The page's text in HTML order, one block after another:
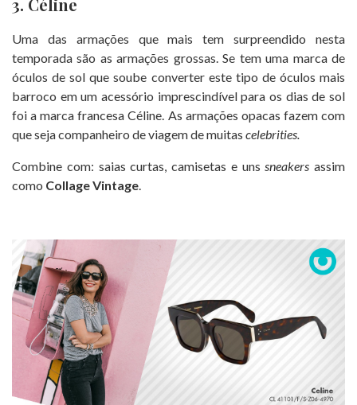
3. Céline
Uma das armações que mais tem surpreendido nesta
temporada são as armações grossas. Se tem uma marca de
óculos de sol que soube converter este tipo de óculos mais
barroco em um acessório imprescindível para os dias de sol
foi a marca francesa Céline. As armações opacas fazem com
que seja companheiro de viagem de muitas celebrities.
Combine com: saias curtas, camisetas e unssneakers assim
como Collage Vintage.